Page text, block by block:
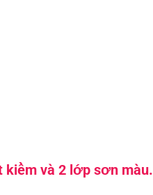
kiềm và 2 lớp sơn màu.